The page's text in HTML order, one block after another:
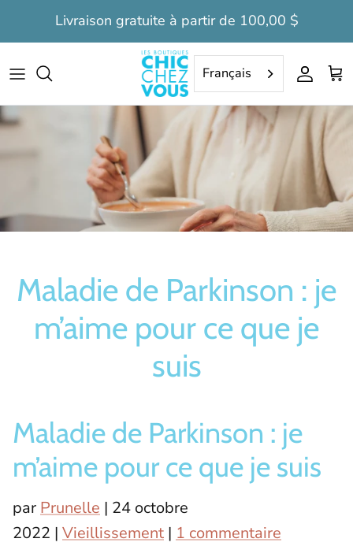
contenu
Livraison gratuite à partir de 100,00 $
Français
Hauts
Pantalons
Robes de nuit
Camisole
Liseuse
Hauts
Pantalons
Chemises de nuit
Combinaisons
Bas/Chaussettes
Pantoufles
Combinaisons de jour
Combinaisons longues de nuit
Combinaisons courtes de nuit
Liquidation: Femmes
Liquidation: Hommes
Maladie de Parkinson : je
m’aime pour ce que je
suis
Maladie de Parkinson : je
m’aime pour ce que je suis
par Prunelle | 24 octobre
2022 | Vieillissement | 1 commentaire